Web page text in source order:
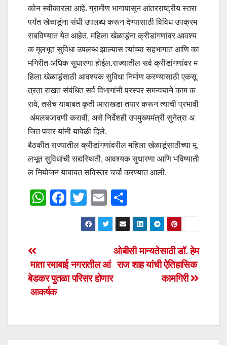
कोन स्वीकारला आहे. ग्रामीण भागापासून आंतरराष्ट्रीय स्तरा
पर्यंत खेळाडूंना संधी उपलब्ध करून देण्यासाठी विविध उपक्रम
राबविण्यात येत आहेत. महिला खेळाडूंना क्रीडांगणांवर आवश्य
क मूलभूत सुविधा उपलब्ध झाल्यास त्यांच्या सहभागात आणि का
मगिरीत अधिक सुधारणा होईल.राज्यातील सर्व क्रीडांगणांवर म
हिला खेळाडूंसाठी आवश्यक सुविधा निर्माण करण्यासाठी एकसू
त्रता राखत संबंधित सर्व विभागांनी परस्पर समन्वयाने काम क
रावे, तसेच याबाबत कृती आराखडा तयार करून त्याची प्रभावी
अंमलबजावणी करावी, असे निर्देशही उपमुख्यमंत्री सुनेत्रा अ
जित पवार यांनी यावेळी दिले.
बैठकीत राज्यातील क्रीडांगणांवरील महिला खेळाडूंसाठीच्या मू
लभूत सुविधांची सद्यस्थिती, आवश्यक सुधारणा आणि भविष्याती
ल नियोजन याबाबत सविस्तर चर्चा करण्यात आली.
W
A
p
p
F
b
o
T
wi
tt
E
m
ail
h
ar
e
Post
navigation
ओबीसी मान्यतेसाठी डॉ. हेम
राज शाह यांची ऐतिहासिक
कामगिरी
माता रमाबाई नगरातील आं
बेडकर पुतळा परिसर होणार
आकर्षक